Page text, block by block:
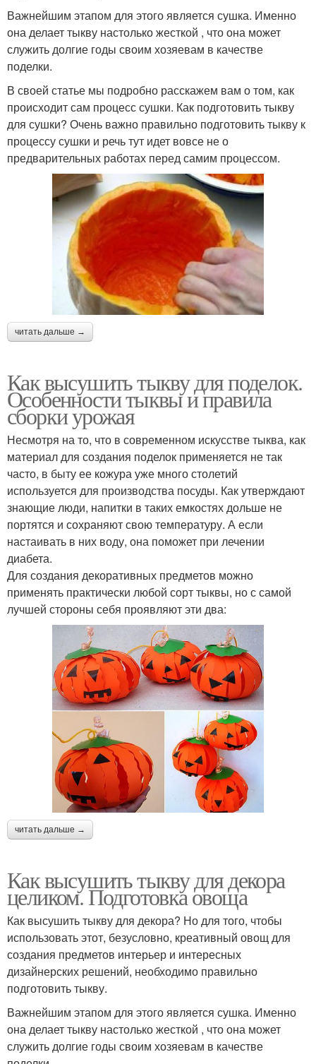
Важнейшим этапом для этого является сушка. Именно
она делает тыкву настолько жесткой , что она может
служить долгие годы своим хозяевам в качестве
поделки.
В своей статье мы подробно расскажем вам о том, как
происходит сам процесс сушки. Как подготовить тыкву
для сушки? Очень важно правильно подготовить тыкву к
процессу сушки и речь тут идет вовсе не о
предварительных работах перед самим процессом.
читать дальше →
Как высушить тыкву для поделок.
Особенности тыквы и правила
сборки урожая
Несмотря на то, что в современном искусстве тыква, как
материал для создания поделок применяется не так
часто, в быту ее кожура уже много столетий
используется для производства посуды. Как утверждают
знающие люди, напитки в таких емкостях дольше не
портятся и сохраняют свою температуру. А если
настаивать в них воду, она поможет при лечении
диабета.
Для создания декоративных предметов можно
применять практически любой сорт тыквы, но с самой
лучшей стороны себя проявляют эти два:
читать дальше →
Как высушить тыкву для декора
целиком. Подготовка овоща
Как высушить тыкву для декора? Но для того, чтобы
использовать этот, безусловно, креативный овощ для
создания предметов интерьер и интересных
дизайнерских решений, необходимо правильно
подготовить тыкву.
Важнейшим этапом для этого является сушка. Именно
она делает тыкву настолько жесткой , что она может
служить долгие годы своим хозяевам в качестве